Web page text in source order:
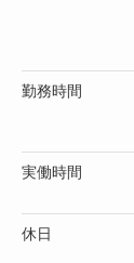
勤務時間
実働時間
休日